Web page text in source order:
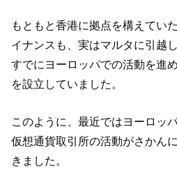
もともと香港に拠点を構えてい
イナンスも、実はマルタに引越し
すでにヨーロッパでの活動を進
を設立していました。
このように、最近ではヨーロッ
仮想通貨取引所の活動がさかん
きました。